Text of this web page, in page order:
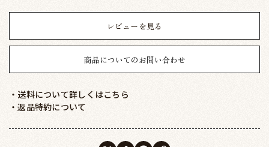
レビューを見る
商品についてのお問い合わせ
・送料について詳しくはこちら
・返品特約について